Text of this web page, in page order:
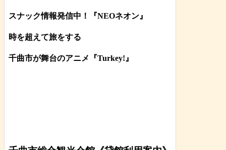
スナック情報発信中！『NEOネオン』
時を超えて旅をする
千曲市が舞台のアニメ『Turkey!』